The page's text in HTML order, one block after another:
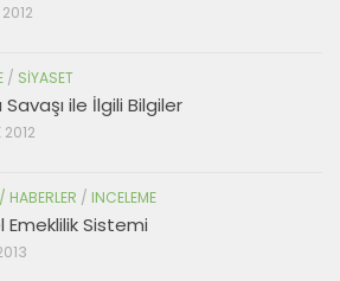
/ SIYASET
Savaşı ile İlgili Bilgiler
HABERLER / INCELEME
Emeklilik Sistemi